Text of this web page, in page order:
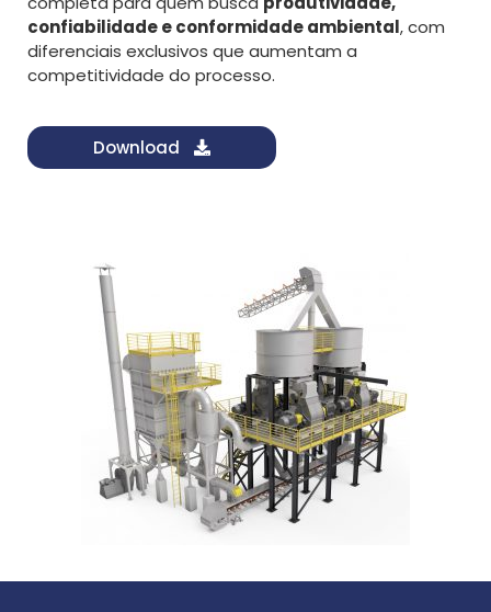
confiabilidade e conformidade ambiental, com
diferenciais exclusivos que aumentam a
competitividade do processo.
Download